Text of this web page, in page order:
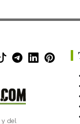
Facebook
en en X
Minuto30 en
Canal de
del